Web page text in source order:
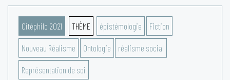
Citéphilo 2021 THÈME épistémologie Fiction
Nouveau Réalisme Ontologie réalisme social
Représentation de soi